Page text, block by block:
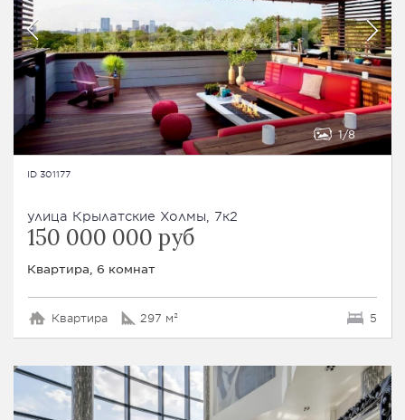
1 8
ID 301177
улица Крылатские Холмы, 7к2
150 000 000 руб
Квартира, 6 комнат
Квартира 297 м² 5